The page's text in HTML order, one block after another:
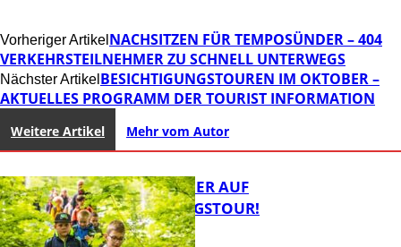
Vorheriger Artikel NACHSITZEN FÜR TEMPOSÜNDER – 404
VERKEHRSTEILNEHMER ZU SCHNELL UNTERWEGS
Nächster Artikel BESICHTIGUNGSTOUREN IM OKTOBER –
AKTUELLES PROGRAMM DER TOURIST INFORMATION
Weitere Artikel Mehr vom Autor
MIT DEM JÄGER AUF
ENTDECKUNGSTOUR!